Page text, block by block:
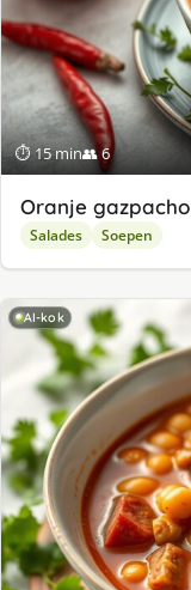
⏱ 15 min👥 6
Oranje gazpacho
Salades Soepen
AI-kok